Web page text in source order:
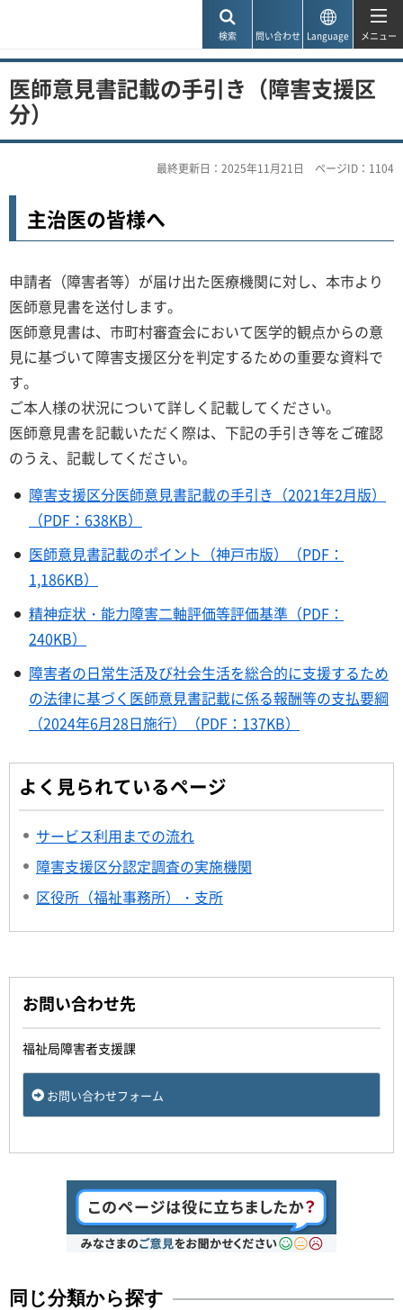
検索 問い合わせ Language メニュー
医師意見書記載の手引き（障害支援区
分）
最終更新日：2025年11月21日 ページID：1104
主治医の皆様へ
申請者（障害者等）が届け出た医療機関に対し、本市より
医師意見書を送付します。
医師意見書は、市町村審査会において医学的観点からの意
見に基づいて障害支援区分を判定するための重要な資料で
す。
ご本人様の状況について詳しく記載してください。
医師意見書を記載いただく際は、下記の手引き等をご確認
のうえ、記載してください。
障害支援区分医師意見書記載の手引き（2021年2月版）
（PDF：638KB）
医師意見書記載のポイント（神戸市版）（PDF：
1,186KB）
精神症状・能力障害二軸評価等評価基準（PDF：
240KB）
障害者の日常生活及び社会生活を総合的に支援するため
の法律に基づく医師意見書記載に係る報酬等の支払要綱
（2024年6月28日施行）（PDF：137KB）
よく見られているページ
サービス利用までの流れ
障害支援区分認定調査の実施機関
区役所（福祉事務所）・支所
お問い合わせ先
福祉局障害者支援課
お問い合わせフォーム
同じ分類から探す